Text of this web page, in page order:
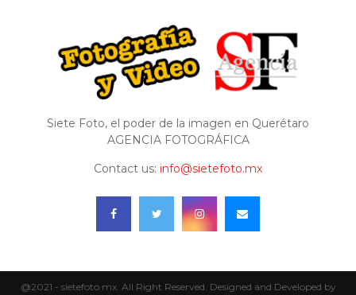
Siete Foto, el poder de la imagen en Querétaro
AGENCIA FOTOGRÁFICA
Contact us: info@sietefoto.mx
@2021 - sietefoto.mx. All Right Reserved. Designed and Developed by